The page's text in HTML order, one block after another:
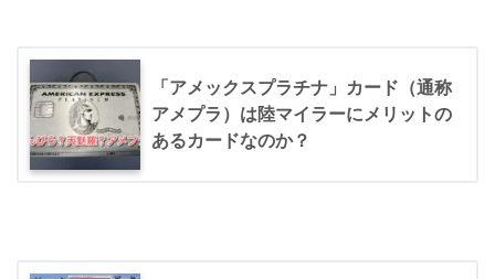
「アメックスプラチナ」カード（通称
アメプラ）は陸マイラーにメリットの
あるカードなのか？